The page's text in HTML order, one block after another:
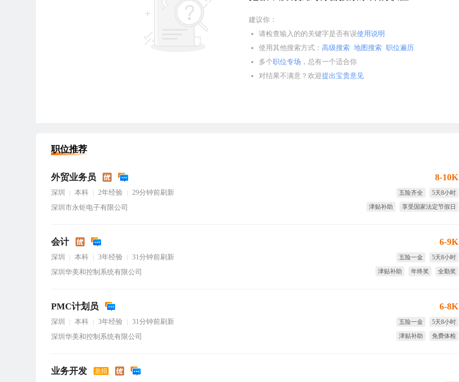
建议你：
请检查输入的的关键字是否有误使用说明
使用其他搜索方式： 高级搜索 地图搜索 职位遍历
多个职位专场 ，总有一个适合你
对结果不满意？欢迎提出宝贵意见
职位推荐
外贸业务员
深圳 本科 2年经验
29分钟前刷新
深圳市永钜电子有限公司
8-10K
五险齐全
5天8小时
津贴补助
享受国家法定节假日
会计
深圳 本科 3年经验
31分钟前刷新
深圳华美和控制系统有限公司
6-9K
五险一金
5天8小时
津贴补助
年终奖
全勤奖
PMC计划员
深圳 本科 3年经验
31分钟前刷新
深圳华美和控制系统有限公司
6-8K
五险一金
5天8小时
津贴补助
免费体检
业务开发 急招